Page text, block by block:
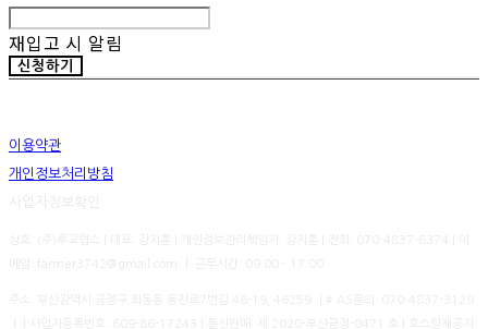
재입고 시 알림
신청하기
이용약관
개인정보처리방침
사업자정보확인
상호: (주)루고랩스 | 대표: 강지훈 | 개인정보관리책임자: 강지훈 | 전화: 070-4837-6374 | 이